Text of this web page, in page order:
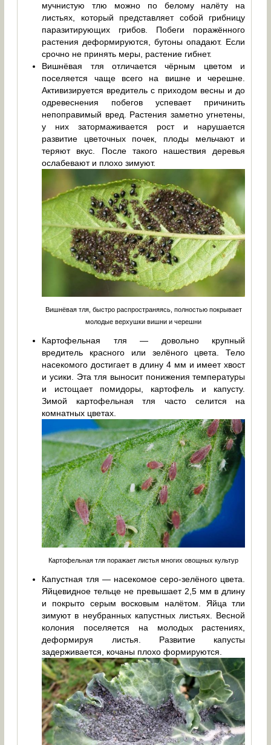
мучнистую тлю можно по белому налёту на
листьях, который представляет собой грибницу
паразитирующих грибов. Побеги поражённого
растения деформируются, бутоны опадают. Если
срочно не принять меры, растение гибнет.
Вишнёвая тля отличается чёрным цветом и
поселяется чаще всего на вишне и черешне.
Активизируется вредитель с приходом весны и до
одревеснения побегов успевает причинить
непоправимый вред. Растения заметно угнетены,
у них затормаживается рост и нарушается
развитие цветочных почек, плоды мельчают и
теряют вкус. После такого нашествия деревья
ослабевают и плохо зимуют.
Вишнёвая тля, быстро распространяясь, полностью покрывает
молодые верхушки вишни и черешни
Картофельная тля — довольно крупный
вредитель красного или зелёного цвета. Тело
насекомого достигает в длину 4 мм и имеет хвост
и усики. Эта тля выносит понижения температуры
и истощает помидоры, картофель и капусту.
Зимой картофельная тля часто селится на
комнатных цветах.
Картофельная тля поражает листья многих овощных культур
Капустная тля — насекомое серо-зелёного цвета.
Яйцевидное тельце не превышает 2,5 мм в длину
и покрыто серым восковым налётом. Яйца тли
зимуют в неубранных капустных листьях. Весной
колония поселяется на молодых растениях,
деформируя листья. Развитие капусты
задерживается, кочаны плохо формируются.